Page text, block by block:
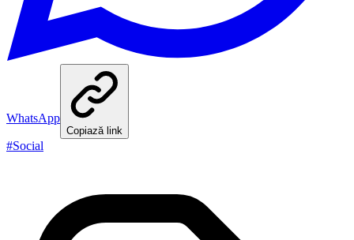
WhatsApp
Copiază link
#Social